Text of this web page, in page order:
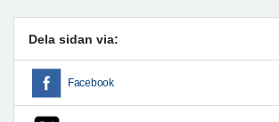
Dela sidan via:
Facebook